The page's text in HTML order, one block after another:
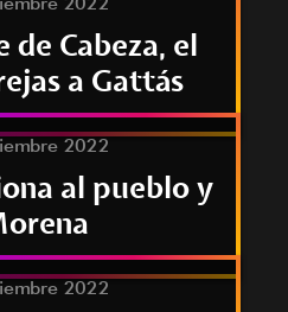
de Cabeza, el
a Gattás
2022
al pueblo y
2022